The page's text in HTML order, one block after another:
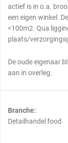
actief is in o.a.
een eigen winkel.
<100m2. Qua
plaats/
De oude eigenaar
aan in overleg.
Branche:
Detailhandel food